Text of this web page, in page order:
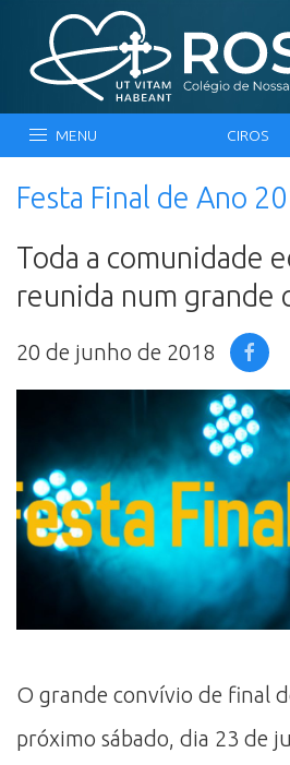
MENU CIROS
Festa Final de Ano
Toda a comunidade
reunida num grande
20 de junho de 2018
O grande convívio de final
próximo sábado, dia 23 de